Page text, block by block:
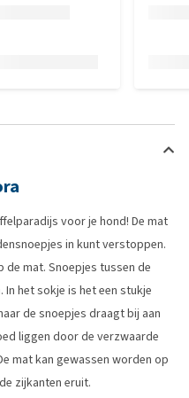
voor je hond! De mat
in kunt verstoppen.
mat. Snoepjes tussen de
het sokje is het een stukje
de snoepjes draagt bij aan
liggen door de verzwaarde
mat kan gewassen worden op
zijkanten eruit.